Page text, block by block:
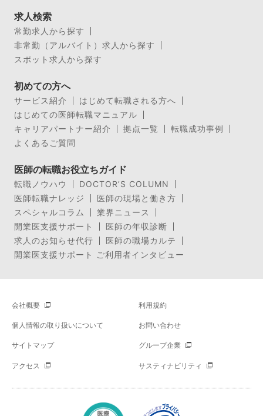
求人検索
常勤求人から探す
非常勤（アルバイト）求人から探す
スポット求人から探す
初めての方へ
サービス紹介
はじめて転職される方へ
はじめての医師転職マニュアル
キャリアパートナー紹介
拠点一覧
転職成功事例
よくあるご質問
医師の転職お役立ちガイド
転職ノウハウ
DOCTOR’S COLUMN
医師転職ナレッジ
医師の現場と働き方
スペシャルコラム
業界ニュース
開業医支援サポート
医師の年収診断
求人のお知らせ代行
医師の職場カルテ
開業医支援サポート ご利用者インタビュー
会社概要 利用規約
個人情報の取り扱いについて お問い合わせ
サイトマップ グループ企業
アクセス サスティナビリティ